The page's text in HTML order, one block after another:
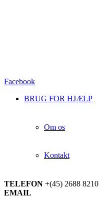
Facebook
BRUG FOR HJÆLP
Om os
Kontakt
TELEFON +(45) 2688 8210
EMAIL